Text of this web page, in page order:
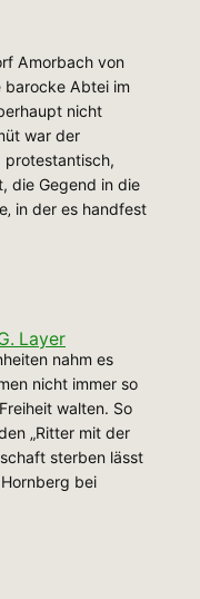
Amorbach von
barocke Abtei im
nicht
war der
protestantisch,
die Gegend in die
in der es handfest
Layer
nahm es
nicht immer so
walten. So
„Ritter mit der
sterben lässt
bei